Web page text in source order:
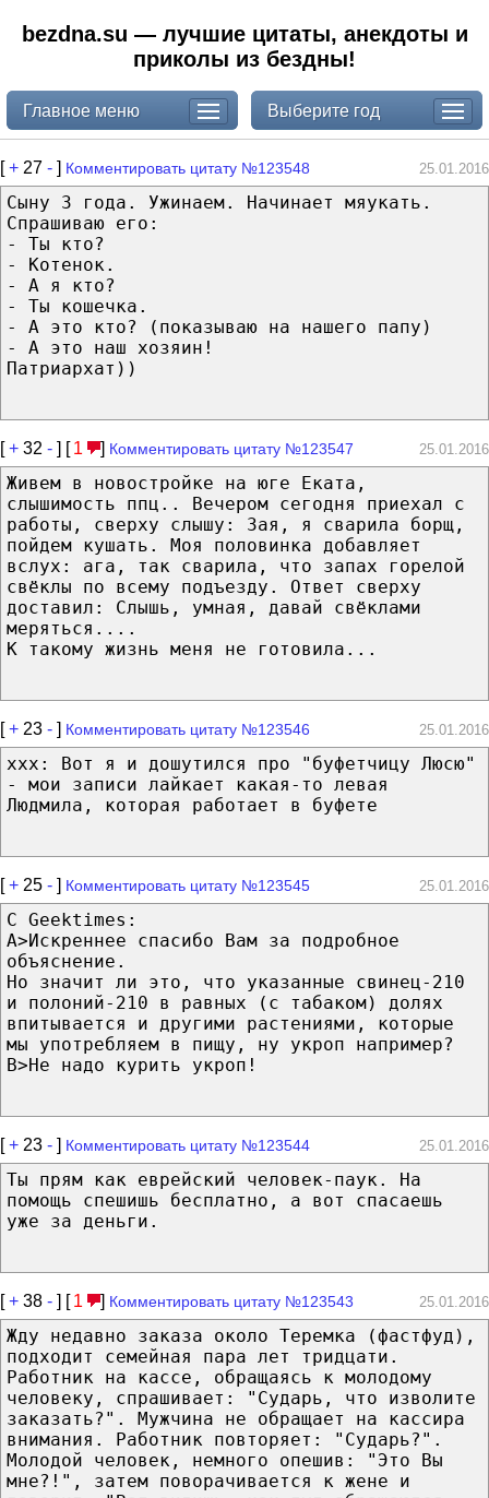
bezdna.su — лучшие цитаты, анекдоты и
приколы из бездны!
Главное меню Выберите год
[+ 27 - ] Комментировать цитату №123548 25.01.2016
Сыну 3 года. Ужинаем. Начинает мяукать.
Спрашиваю его:
- Ты кто?
- Котенок.
- А я кто?
- Ты кошечка.
- А это кто? (показываю на нашего папу)
- А это наш хозяин!
Патриархат))
[+ 32 - ] [ 1 ] Комментировать цитату №123547 25.01.2016
Живем в новостройке на юге Еката,
слышимость ппц.. Вечером сегодня приехал с
работы, сверху слышу: Зая, я сварила борщ,
пойдем кушать. Моя половинка добавляет
вслух: ага, так сварила, что запах горелой
свёклы по всему подъезду. Ответ сверху
доставил: Слышь, умная, давай свёклами
меряться....
К такому жизнь меня не готовила...
[+ 23 - ] Комментировать цитату №123546 25.01.2016
ххх: Вот я и дошутился про "буфетчицу Люсю"
- мои записи лайкает какая-то левая
Людмила, которая работает в буфете
[+ 25 - ] Комментировать цитату №123545 25.01.2016
С Geektimes:
A>Искреннее спасибо Вам за подробное
объяснение.
Но значит ли это, что указанные свинец-210
и полоний-210 в равных (с табаком) долях
впитывается и другими растениями, которые
мы употребляем в пищу, ну укроп например?
B>Не надо курить укроп!
[+ 23 - ] Комментировать цитату №123544 25.01.2016
Ты прям как еврейский человек-паук. На
помощь спешишь бесплатно, а вот спасаешь
уже за деньги.
[+ 38 - ] [ 1 ] Комментировать цитату №123543 25.01.2016
Жду недавно заказа около Теремка (фастфуд),
подходит семейная пара лет тридцати.
Работник на кассе, обращаясь к молодому
человеку, спрашивает: "Сударь, что изволите
заказать?". Мужчина не обращает на кассира
внимания. Работник повторяет: "Сударь?".
Молодой человек, немного опешив: "Это Вы
мне?!", затем поворачивается к жене и